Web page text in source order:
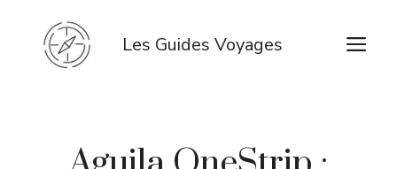
contenu
Les Guides Voyages